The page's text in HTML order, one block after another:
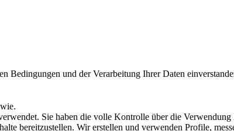
und der Verarbeitung Ihrer Daten
Sie haben die volle Kontrolle über die Verwendung
bereitzustellen. Wir erstellen und verwenden Profile,